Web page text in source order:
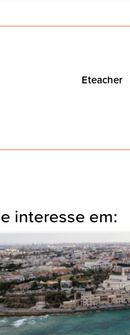
Eteacher
interesse em: